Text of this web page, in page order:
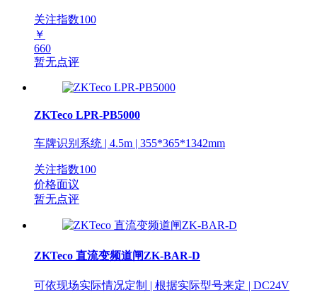
关注指数100
￥
660
暂无点评
ZKTeco LPR-PB5000
车牌识别系统 | 4.5m | 355*365*1342mm
关注指数100
价格面议
暂无点评
ZKTeco 直流变频道闸ZK-BAR-D
可依现场实际情况定制 | 根据实际型号来定 | DC24V